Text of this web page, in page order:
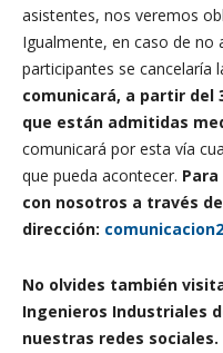
asistentes, nos veremos
Igualmente, en caso de no
participantes se cancelaría
comunicará, a partir del
que están admitidas
comunicará por esta vía
que pueda acontecer.
con nosotros a través
dirección:
No olvides también
Ingenieros Industriales
nuestras redes sociales.